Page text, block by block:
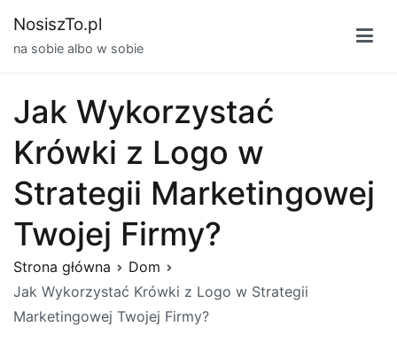
do
treści
NosiszTo.pl
na sobie albo w sobie
Jak Wykorzystać
Krówki z Logo w
Strategii Marketingowej
Twojej Firmy?
Strona główna
Dom
Jak Wykorzystać Krówki z Logo w Strategii
Marketingowej Twojej Firmy?